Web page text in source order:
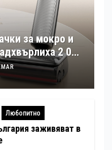
за мокро и
2 000
мащаб
Любопитно
заживяват в